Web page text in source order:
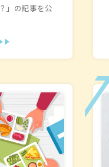
」の記事を公